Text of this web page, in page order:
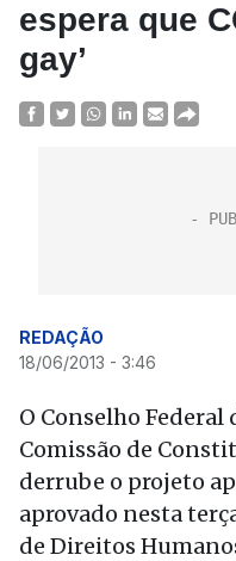
espera que
gay’
REDAÇÃO
18/06/2013 - 3:46
O Conselho Federal
Comissão de
derrube o projeto
aprovado nesta
de Direitos